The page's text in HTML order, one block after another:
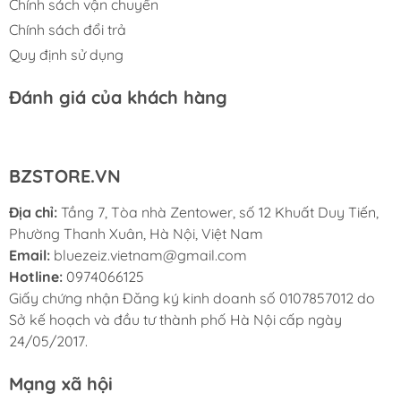
Màu sắc:Đỏ – dễ nhận biết và phù hợp tiêu chuẩn
Chất liệu: Thép – bền bỉ, chịu nhiệt tốt
tuyệt đối trong môi trường dễ cháy
Ứng dụng:
Nhà máy sản xuất, xưởng gia công kim loại
Garage, trạm bảo dưỡng ô tô, xe máy
Phòng thí nghiệm, kho hóa chất
lau dính dầu, dung môi, sơn…
Chính sách vận chuyển
Chính sách đổi trả
Quy định sử dụng
Đánh giá của khách hàng
BZSTORE.VN
Địa chỉ: Tầng 7, Tòa nhà Zentower, số 12 Khuất Duy Tiến,
Phường Thanh Xuân, Hà Nội, Việt Nam
Email: bluezeiz.vietnam@gmail.com
Hotline: 0974066125
Giấy chứng nhận Đăng ký kinh doanh số 0107857012 do
Sở kế hoạch và đầu tư thành phố Hà Nội cấp ngày
24/05/2017.
Mạng xã hội